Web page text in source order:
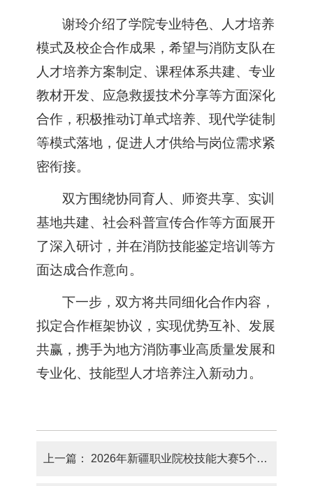
谢玲介绍了学院专业特色、人才培养
模式及校企合作成果， 希望与消防支队在
人才培养方案制定、课程体系共建、专业
教材开发、 应急救援技术分享等方面深化
合作，积极推动订单式培养、现代学徒制
等模式落地，促进人才供给与岗位需求紧
密衔接。
双方围绕协同育人、师资共享、实训
基地共建、社会科普宣传合作等方面展开
了深入研讨，并在消防技能鉴定培训等方
面达成合作意向。
下一步，双方将共同细化合作内容，
拟定合作框架协议，实现优势互补、发展
共赢，携手为地方消防事业高质量发展和
专业化、技能型人才培养注入新动力。
上一篇： 2026年新疆职业院校技能大赛5个赛项在新疆石河子职业技术学院落幕